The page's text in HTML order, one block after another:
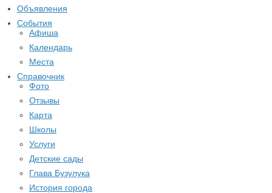
Объявления
События
Афиша
Календарь
Места
Справочник
Фото
Отзывы
Карта
Школы
Услуги
Детские сады
Глава Бузулука
История города